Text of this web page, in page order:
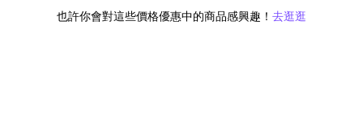
也許你會對這些價格優惠中的商品感興趣！ 去逛逛